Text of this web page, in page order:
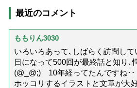
最近のコメント
ももりん3030
いろいろあって､しばらく訪問し
日になって500回が最終話と知り､
(@_@;) 10年経ってたんですね･
ホッコリするイラストと文章が